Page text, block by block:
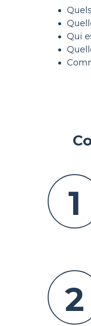
Qui
1
2